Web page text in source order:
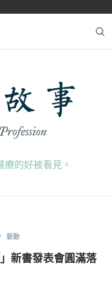
的好被看見。
脈動
新書發表會圓滿落